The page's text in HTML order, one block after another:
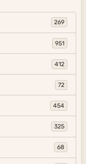
269
951
412
72
454
325
68